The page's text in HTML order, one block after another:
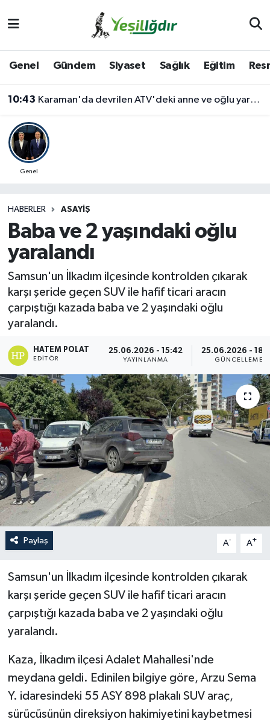
Genel Gündem Siyaset Sağlık Eğitim
10:43 Karaman'da devrilen ATV'deki anne ve oğlu yaralandı
Genel
HABERLER ASAYIŞ
Baba ve 2 yaşındaki oğlu
yaralandı
Samsun'un İlkadım ilçesinde kontrolden çıkarak
karşı şeride geçen SUV ile hafif ticari aracın
çarpıştığı kazada baba ve 2 yaşındaki oğlu
yaralandı.
HATEM POLAT
EDITÖR
25.06.2026 - 15:42
YAYINLANMA
25.06.2026 -
GÜNCELLEME
Paylaş A- A+
Samsun'un İlkadım ilçesinde kontrolden çıkarak
karşı şeride geçen SUV ile hafif ticari aracın
çarpıştığı kazada baba ve 2 yaşındaki oğlu
yaralandı.
Kaza, İlkadım ilçesi Adalet Mahallesi'nde
meydana geldi. Edinilen bilgiye göre, Arzu Sema
Y. idaresindeki 55 ASY 898 plakalı SUV araç,
sürücüsünün direksiyon hakimiyetini kaybetmesi
Iğdır Trafik Yoğunluk Haritası
Süper Lig Puan Durumu ve Fikstür
Son Dakika Haberleri
Haber Arşivi